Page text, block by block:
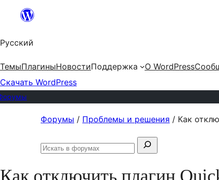
Перейти
содержимому
Русский
ТемыПлагиныНовостиПоддержка О WordPress
Скачать WordPress
содержимому
Форумы / Проблемы и решения / Как
Поиск:
Искать
Как отключить плагин